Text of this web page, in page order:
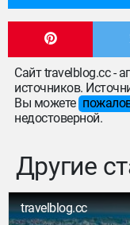
Сайт travelblog.cc -
источников.
Вы можете
недостоверной.
Другие
travelblog.cc